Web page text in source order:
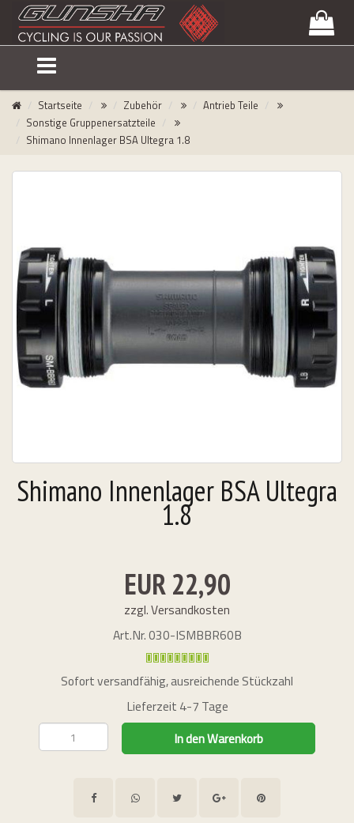
Startseite Zubehör
Antrieb Teile
Sonstige Gruppenersatzteile
Shimano Innenlager BSA Ultegra 1.8
Shimano Innenlager BSA Ultegra
1.8
EUR 22,90
zzgl. Versandkosten
Art.Nr.030-ISMBBR60B
Sofort versandfähig, ausreichende Stückzahl
Lieferzeit 4-7 Tage